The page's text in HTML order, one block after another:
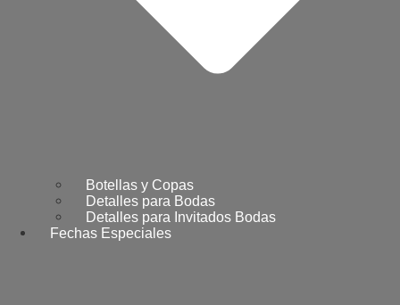
Botellas y Copas
Detalles para Bodas
Detalles para Invitados Bodas
Fechas Especiales